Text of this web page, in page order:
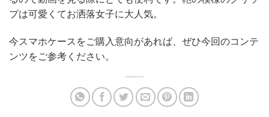
プは可愛くてお洒落女子に大人気。
今スマホケースをご購入意向があれば、ぜひ今回のコンテ
ンツをご参考ください。